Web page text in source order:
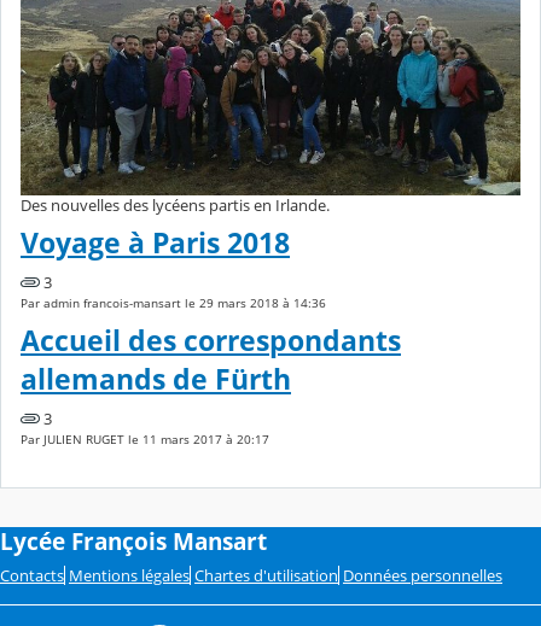
Des nouvelles des lycéens partis en Irlande.
Voyage à Paris 2018
3
Par admin francois-mansart le 29 mars 2018 à 14:36
Accueil des correspondants
allemands de Fürth
3
Par JULIEN RUGET le 11 mars 2017 à 20:17
Lycée François Mansart
Contacts Mentions légales Chartes d'utilisation Données personnelles